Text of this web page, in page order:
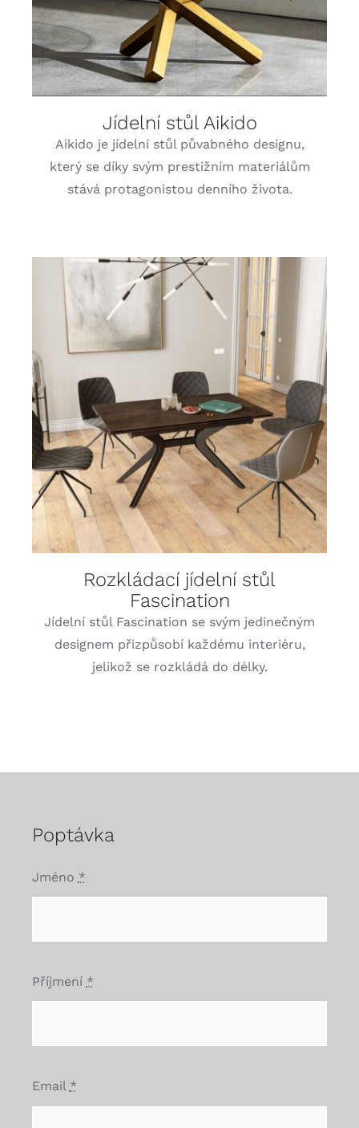
Jídelní stůl Aikido
Aikido je jídelní stůl půvabného designu,
který se díky svým prestižním materiálům
stává protagonistou denního života.
DETAILY
Rozkládací jídelní stůl
Fascination
Jídelní stůl Fascination se svým jedinečným
designem přizpůsobí každému interiéru,
jelikož se rozkládá do délky.
Poptávka
Jméno *
Příjmení *
Email *